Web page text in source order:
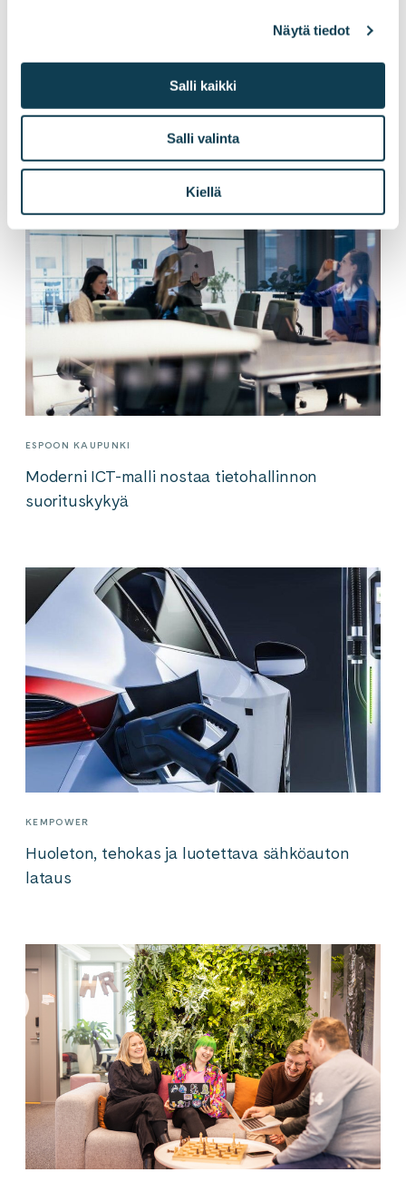
Näytä tiedot
Salli kaikki
Salli valinta
Kiellä
Nämä saattaisivat
kiinnostaa sinua
ESPOON KAUPUNKI
Moderni ICT-malli nostaa tietohallinnon
suorituskykyä
KEMPOWER
Huoleton, tehokas ja luotettava sähköauton
lataus